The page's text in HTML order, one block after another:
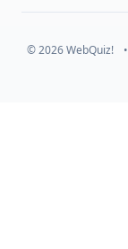
© 2026 WebQuiz! •